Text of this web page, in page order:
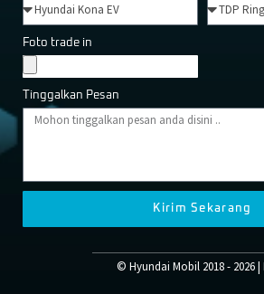
Foto trade in
Tinggalkan Pesan
Kirim Sekarang
© Hyundai Mobil 2018 - 2026 |